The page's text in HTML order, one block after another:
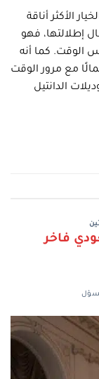
الأكثر أناقة
إطلالتها، فهو
الوقت. كما أنه
مع مرور الوقت
الدانتيل
فاخر